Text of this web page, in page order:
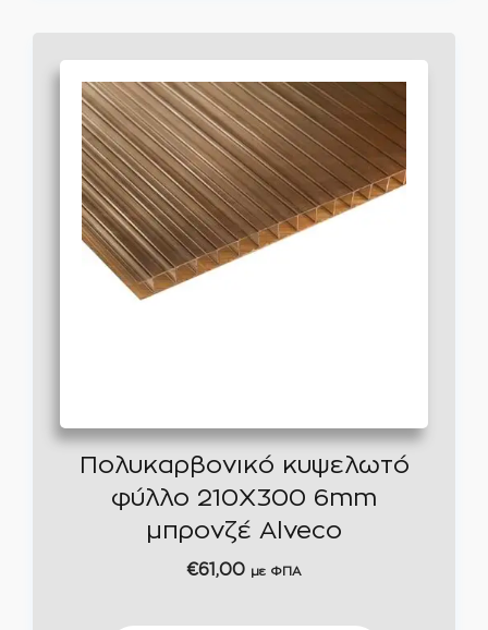
Πολυκαρβονικό κυψελωτό
φύλλο 210Χ300 6mm
μπρονζέ Alveco
€61,00 με ΦΠΑ